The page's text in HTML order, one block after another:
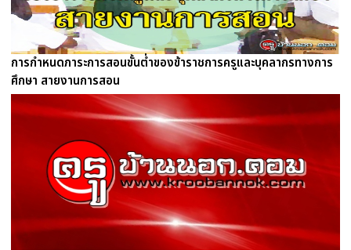
การกำหนดภาระการสอนขั้นต่ำของข้าราชการครูและบุคลากรทางการ
ศึกษา สายงานการสอน